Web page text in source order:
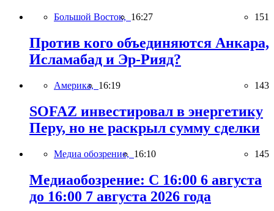
Большой Восток, 16:27 151
Против кого объединяются Анкара,
Исламабад и Эр-Рияд?
Америка, 16:19 143
SOFAZ инвестировал в энергетику
Перу, но не раскрыл сумму сделки
Медиа обозрение, 16:10 145
Медиаобозрение: С 16:00 6 августа
до 16:00 7 августа 2026 года